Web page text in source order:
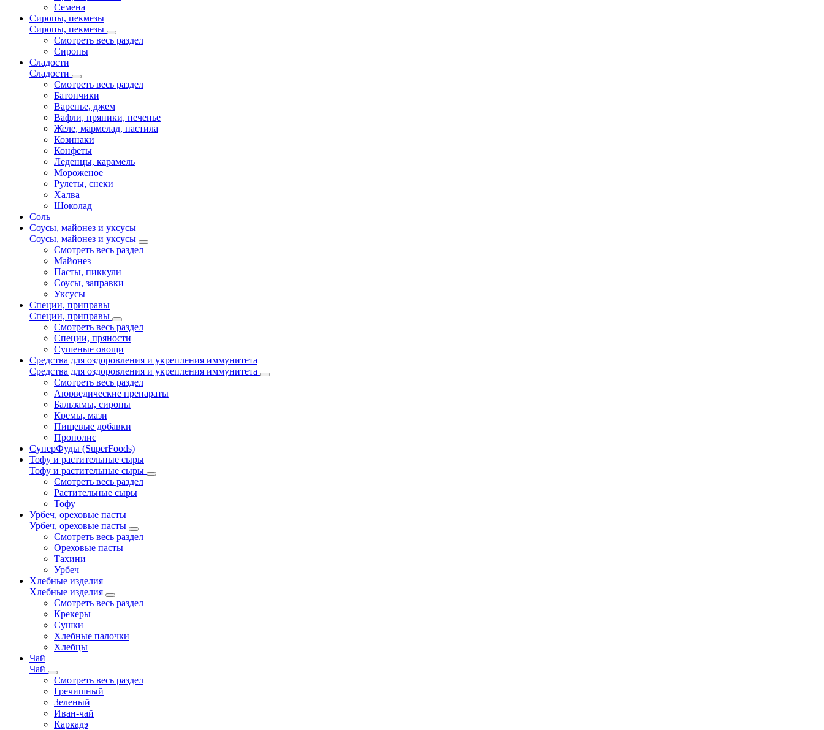
Семена
Сиропы, пекмезы
Сиропы, пекмезы
Смотреть весь раздел
Сиропы
Сладости
Сладости
Смотреть весь раздел
Батончики
Варенье, джем
Вафли, пряники, печенье
Желе, мармелад, пастила
Козинаки
Конфеты
Леденцы, карамель
Мороженое
Рулеты, снеки
Халва
Шоколад
Соль
Соусы, майонез и уксусы
Соусы, майонез и уксусы
Смотреть весь раздел
Майонез
Пасты, пиккули
Соусы, заправки
Уксусы
Специи, приправы
Специи, приправы
Смотреть весь раздел
Специи, пряности
Сушеные овощи
Средства для оздоровления и укрепления иммунитета
Средства для оздоровления и укрепления иммунитета
Смотреть весь раздел
Аюрведические препараты
Бальзамы, сиропы
Кремы, мази
Пищевые добавки
Прополис
СуперФуды (SuperFoods)
Тофу и растительные сыры
Тофу и растительные сыры
Смотреть весь раздел
Растительные сыры
Тофу
Урбеч, ореховые пасты
Урбеч, ореховые пасты
Смотреть весь раздел
Ореховые пасты
Тахини
Урбеч
Хлебные изделия
Хлебные изделия
Смотреть весь раздел
Крекеры
Сушки
Хлебные палочки
Хлебцы
Чай
Чай
Смотреть весь раздел
Гречишный
Зеленый
Иван-чай
Каркадэ